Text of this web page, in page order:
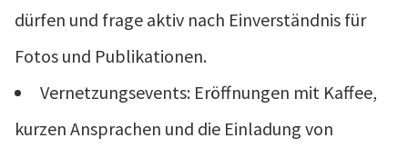
dürfen und frage aktiv nach Einverständnis für
Fotos und Publikationen.
Vernetzungsevents: Eröffnungen mit Kaffee,
kurzen Ansprachen und die Einladung von